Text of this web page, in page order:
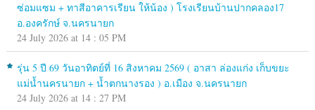
ซ่อมแซม + ทาสีอาคารเรียน ให้น้อง ) โรงเรียนบ้านปากคลอง17
อ.องครักษ์ จ.นครนายก
24 July 2026 at 14 : 05 PM
รุ่น 5 ปี 69 วันอาทิตย์ที่ 16 สิงหาคม 2569 ( อาสา ล่องแก่ง เก็บขยะ
แม่น้ำนครนายก + น้ำตกนางรอง ) อ.เมือง จ.นครนายก
24 July 2026 at 14 : 27 PM